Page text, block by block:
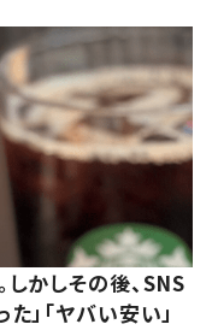
かしその後、SNS
」「ヤバい安い」